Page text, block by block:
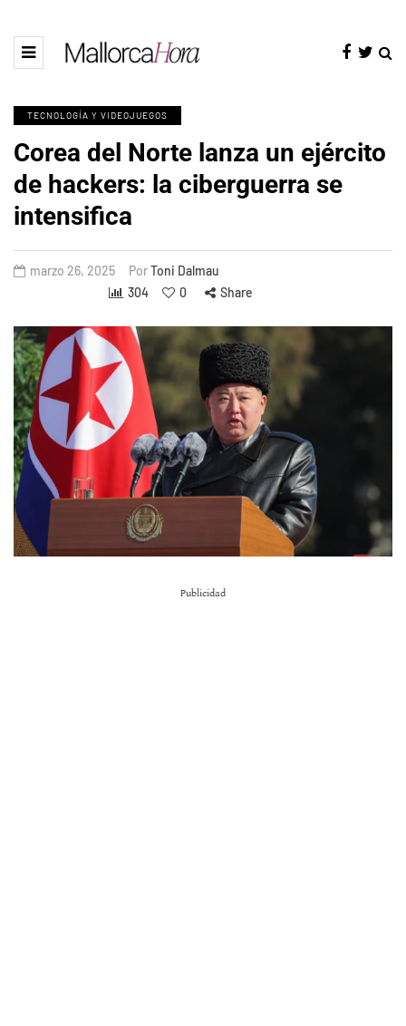
TECNOLOGÍA Y VIDEOJUEGOS
Corea del Norte lanza un ejército
de hackers: la ciberguerra se
intensifica
marzo 26, 2025 PorToni Dalmau
304
0 Share
Publicidad